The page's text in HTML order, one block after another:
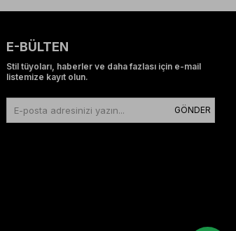
E-BÜLTEN
Stil tüyoları, haberler ve daha fazlası için e-mail
listemize kayıt olun.
GÖNDER